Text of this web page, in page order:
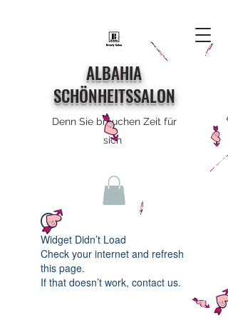
ALBAHIA
SCHÖNHEITSSALON
Denn Sie brauchen Zeit für
sich
Widget Didn’t Load
Check your internet and refresh
this page.
If that doesn’t work, contact us.